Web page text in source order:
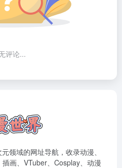
评论...
领域的网址导航，收录动漫、
画、VTuber、Cosplay、动漫